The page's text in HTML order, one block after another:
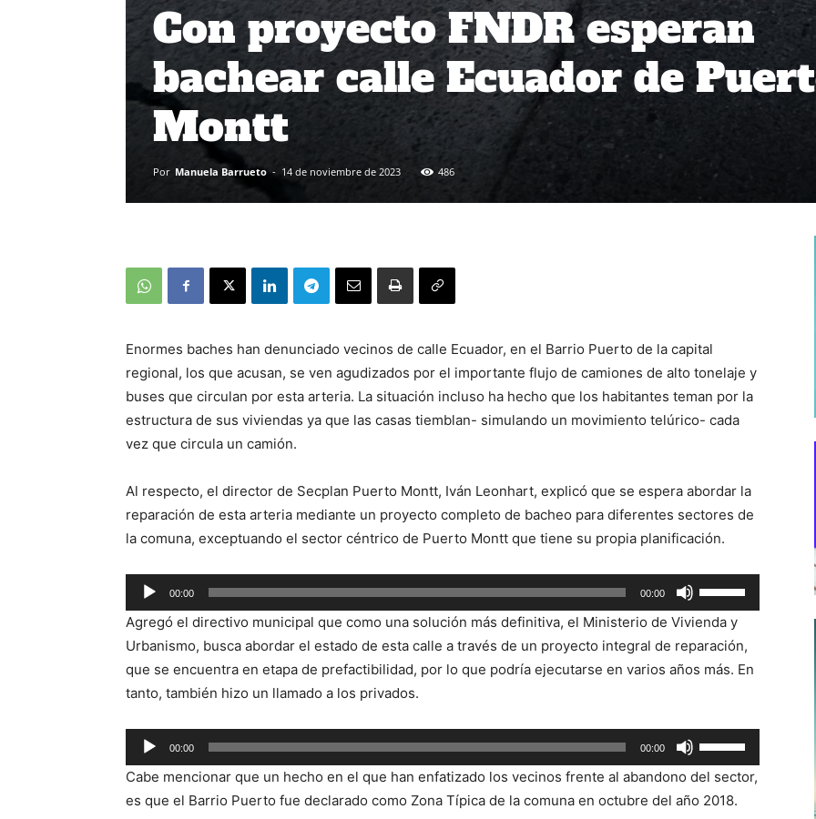
Con proyecto FNDR esperan
bachear calle Ecuador de
Montt
Por Manuela Barrueto - 14 de noviembre de 2023 486
Enormes baches han denunciado vecinos de calle Ecuador, en el Barrio Puerto de la capital
regional, los que acusan, se ven agudizados por el importante flujo de camiones de alto tonelaje y
buses que circulan por esta arteria. La situación incluso ha hecho que los habitantes teman por la
estructura de sus viviendas ya que las casas tiemblan- simulando un movimiento telúrico- cada
vez que circula un camión.
Al respecto, el director de Secplan Puerto Montt, Iván Leonhart, explicó que se espera abordar la
reparación de esta arteria mediante un proyecto completo de bacheo para diferentes sectores de
la comuna, exceptuando el sector céntrico de Puerto Montt que tiene su propia planificación.
Reproductor
de
audio
00:00 00:00
las
teclas
de
flecha
para
aumentar
o
disminuir
Agregó el directivo municipal que como una solución más definitiva, el Ministerio de Vivienda y
Urbanismo, busca abordar el estado de esta calle a través de un proyecto integral de reparación,
que se encuentra en etapa de prefactibilidad, por lo que podría ejecutarse en varios años más. En
tanto, también hizo un llamado a los privados.
Reproductor
de
audio
00:00 00:00
las
teclas
de
Cabe mencionar que un hecho en el que han enfatizado los vecinos frente al abandono del sector,
es que el Barrio Puerto fue declarado como Zona Típica de la comuna en octubre del año 2018.